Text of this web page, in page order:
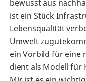
bewusst aus
ist ein Stück
Lebensqualität
Umwelt
ein Vorbild für eine
dient als Modell für